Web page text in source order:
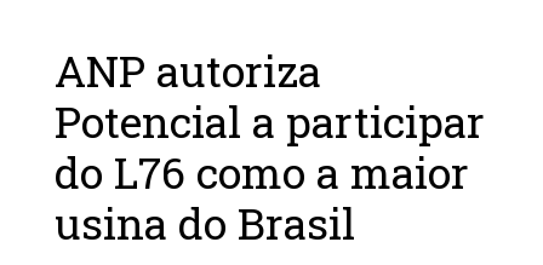
ANP autoriza
Potencial a participar
do L76 como a maior
usina do Brasil